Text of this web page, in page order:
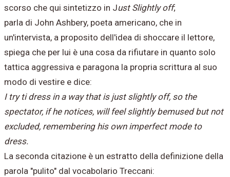
scorso che qui sintetizzo in Just Slightly off;
parla di John Ashbery, poeta americano, che in
un'intervista, a proposito dell'idea di shoccare il lettore,
spiega che per lui è una cosa da rifiutare in quanto solo
tattica aggressiva e paragona la propria scrittura al suo
modo di vestire e dice:
I try ti dress in a way that is just slightly off, so the
spectator, if he notices, will feel slightly bemused but not
excluded, remembering his own imperfect mode to
dress.
La seconda citazione è un estratto della definizione della
parola "pulito" dal vocabolario Treccani: